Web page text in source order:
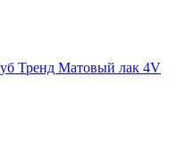
Тренд Матовый лак 4V